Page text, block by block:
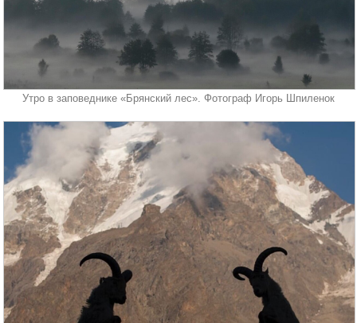
Утро в заповеднике «Брянский лес». Фотограф Игорь Шпиленок